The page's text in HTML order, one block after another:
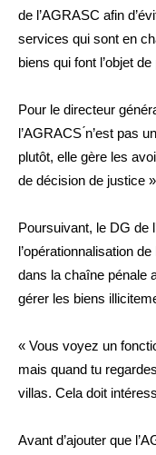
de l’AGRASC afin
services qui sont en
biens qui font l’objet
Pour le directeur
l’AGRACS ́n’est pas
plutôt, elle gère les
de décision de justice
Poursuivant, le DG de
l’opérationnalisation
dans la chaîne pénale
gérer les biens
« Vous voyez un
mais quand tu
villas. Cela doit
Avant d’ajouter que